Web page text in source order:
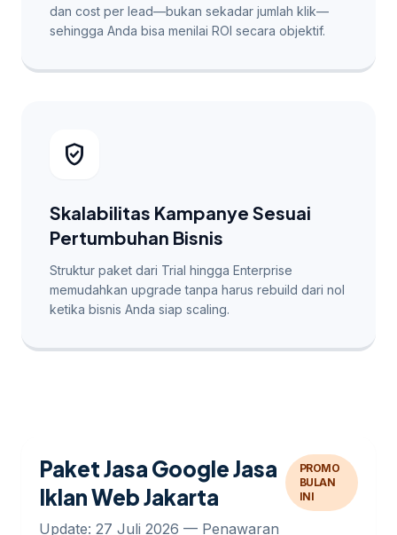
dan cost per lead—bukan sekadar jumlah klik—
sehingga Anda bisa menilai ROI secara objektif.
verified_user
Skalabilitas Kampanye Sesuai
Pertumbuhan Bisnis
Struktur paket dari Trial hingga Enterprise
memudahkan upgrade tanpa harus rebuild dari nol
ketika bisnis Anda siap scaling.
Paket Jasa Google Jasa
Iklan Web Jakarta
Update: 27 Juli 2026 — Penawaran
PROMO
BULAN
INI